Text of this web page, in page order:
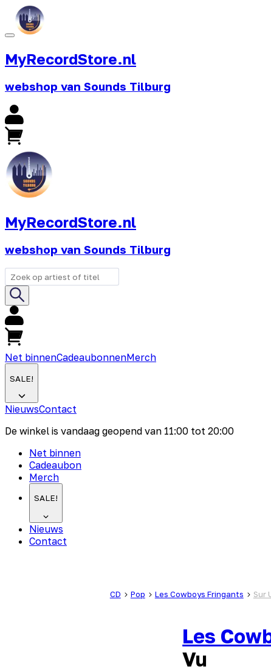
MyRecordStore.nl
webshop van Sounds Tilburg
MyRecordStore.nl
webshop van Sounds Tilburg
Net binnenCadeaubonnenMerch
SALE!
NieuwsContact
De winkel is vandaag geopend van 11:00 tot 20:00
Net binnen
Cadeaubon
Merch
SALE!
Nieuws
Contact
CD Pop Les Cowboys Fringants Sur
Les
Vu